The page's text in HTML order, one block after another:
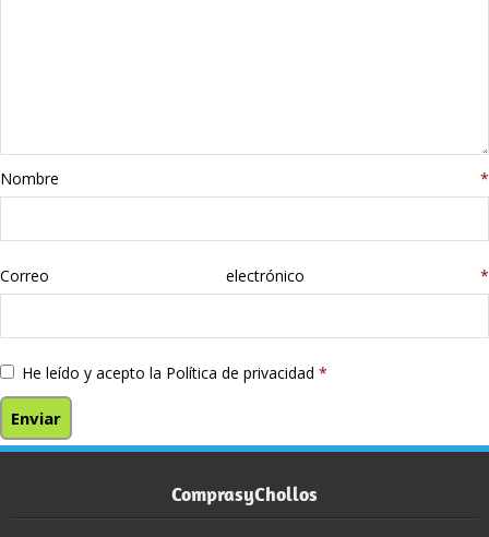
libros
Nombre *
Correo electrónico *
He leído y acepto la Política de privacidad *
ComprasyChollos